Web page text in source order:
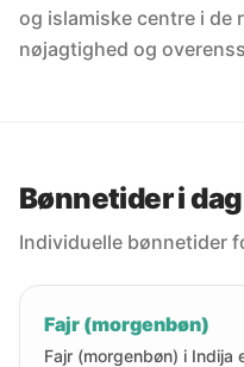
og islamiske centre i de
nøjagtighed og
Bønnetider i
Individuelle bønnetider
Fajr (morgenbøn)
Fajr (morgenbøn) i Indija